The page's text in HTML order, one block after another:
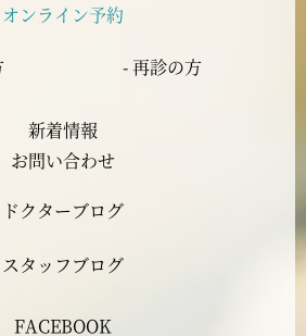
2023年4月
2023年3月
2023年2月
オンライン予約
- 再診の方
新着情報
お問い合わせ
ドクターブログ
スタッフブログ
FACEBOOK